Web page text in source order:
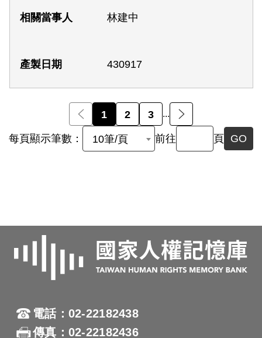
林建中
430917
前一頁
1 2 3 ...
每頁顯示筆數： 10筆/頁 前往 頁 GO
電話：02-22182438
傳真：02-22182436